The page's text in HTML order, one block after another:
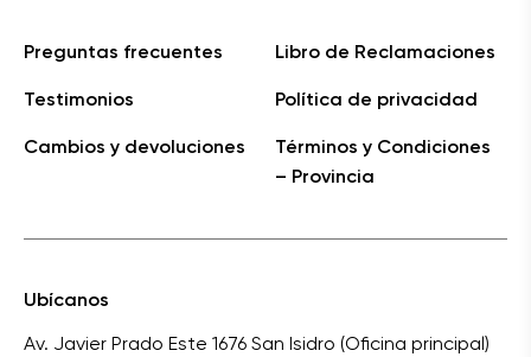
Preguntas frecuentes
Testimonios
Cambios y devoluciones
Libro de Reclamaciones
Política de privacidad
Términos y Condiciones
– Provincia
Ubícanos
Av. Javier Prado Este 1676 San Isidro (Oficina principal)